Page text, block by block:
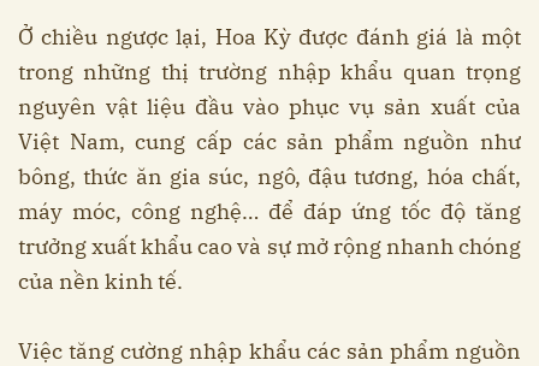
Ở chiều ngược lại, Hoa Kỳ được đánh giá là một
trong những thị trường nhập khẩu quan trọng
nguyên vật liệu đầu vào phục vụ sản xuất của
Việt Nam, cung cấp các sản phẩm nguồn như
bông, thức ăn gia súc, ngô, đậu tương, hóa chất,
máy móc, công nghệ… để đáp ứng tốc độ tăng
trưởng xuất khẩu cao và sự mở rộng nhanh chóng
của nền kinh tế.
Việc tăng cường nhập khẩu các sản phẩm nguồn